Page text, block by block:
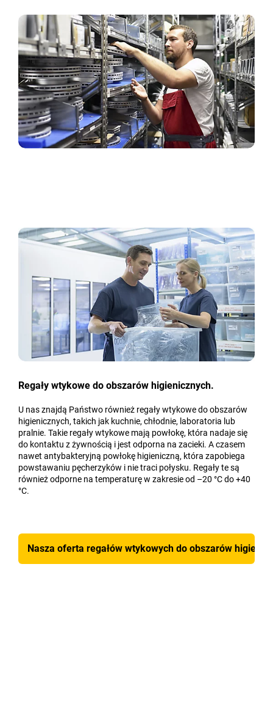
Regały wtykowe do obszarów higienicznych.
U nas znajdą Państwo również regały wtykowe do obszarów
higienicznych, takich jak kuchnie, chłodnie, laboratoria lub
pralnie. Takie regały wtykowe mają powłokę, która nadaje się
do kontaktu z żywnością i jest odporna na zacieki. A czasem
nawet antybakteryjną powłokę higieniczną, która zapobiega
powstawaniu pęcherzyków i nie traci połysku. Regały te są
również odporne na temperaturę w zakresie od –20 °C do +40
°C.
Nasza oferta regałów wtykowych do obszarów